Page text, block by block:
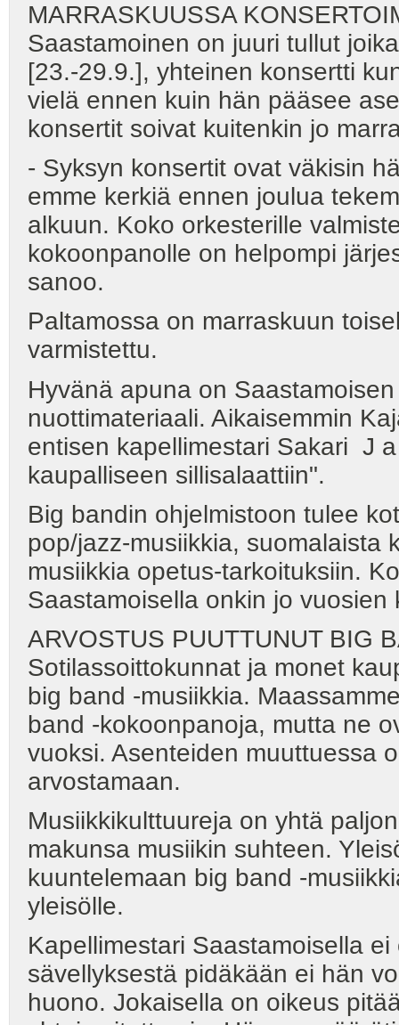
MARRASKUUSSA
Saastamoinen on juuri tullut
[23.-29.9.], yhteinen konsertti
vielä ennen kuin hän pääsee
konsertit soivat kuitenkin jo
- Syksyn konsertit ovat väkisin
emme kerkiä ennen joulua
alkuun. Koko orkesterille
kokoonpanolle on helpompi
sanoo.
Paltamossa on marraskuun
varmistettu.
Hyvänä apuna on
nuottimateriaali. Aikaisemmin
entisen kapellimestari Sakari J
kaupalliseen sillisalaattiin".
Big bandin ohjelmistoon tulee
pop/jazz-musiikkia, suomalaista
musiikkia opetus-tarkoituksiin.
Saastamoisella onkin jo vuosien
ARVOSTUS PUUTTUNUT BIG
Sotilassoittokunnat ja monet
big band -musiikkia.
band -kokoonpanoja, mutta ne
vuoksi. Asenteiden muuttuessa
arvostamaan.
Musiikkikulttuureja on yhtä
makunsa musiikin suhteen.
kuuntelemaan big band -
yleisölle.
Kapellimestari Saastamoisella
sävellyksestä pidäkään ei hän
huono. Jokaisella on oikeus